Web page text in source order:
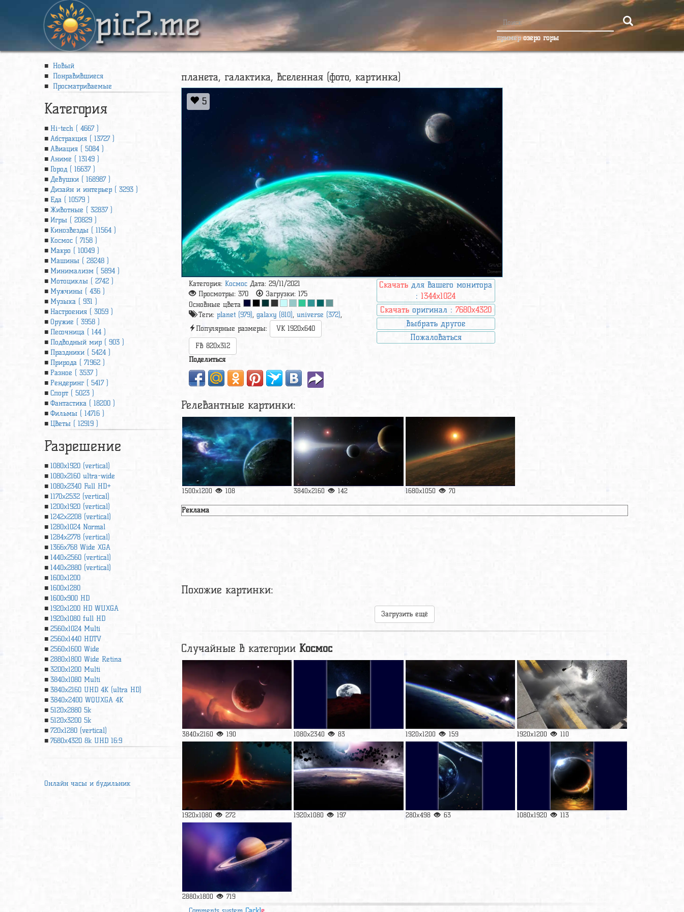
pic2.me примерозеро горы
Новый
Понравившиеся
Просматриваемые
Категория
Hi-tech ( 4667 )
Абстракция ( 13727 )
Авиация ( 5084 )
Аниме ( 13149 )
Город ( 16637 )
Девушки ( 168987 )
Дизайн и интерьер ( 3293 )
Еда ( 10579 )
Животные ( 32837 )
Игры ( 20829 )
Кинозвезды ( 11564 )
Космос ( 7158 )
Макро ( 10049 )
Машины ( 28248 )
Минимализм ( 5894 )
Мотоциклы ( 2742 )
Мужчины ( 436 )
Музыка ( 931 )
Настроения ( 3059 )
Оружие ( 3958 )
Песочница ( 144 )
Подводный мир ( 903 )
Праздники ( 5424 )
Природа ( 71962 )
Разное ( 3537 )
Рендеринг ( 5417 )
Спорт ( 5023 )
Фантастика ( 18200 )
Фильмы ( 14716 )
Цветы ( 12919 )
Разрешение
1080x1920 (vertical)
1080x2160 ultra-wide
1080x2340 Full HD+
1170x2532 (vertical)
1200x1920 (vertical)
1242x2208 (vertical)
1280x1024 Normal
1284x2778 (vertical)
1366х768 Wide XGA
1440x2560 (vertical)
1440x2880 (vertical)
1600x1200
1600x1280
1600x900 HD
1920x1200 HD WUXGA
1920х1080 full HD
2560x1024 Multi
2560x1440 HDTV
2560x1600 Wide
2880x1800 Wide Retina
3200x1200 Multi
3840x1080 Multi
3840x2160 UHD 4К (ultra HD)
3840x2400 WQUXGA 4K
5120x2880 5k
5120x3200 5k
720x1280 (vertical)
7680x4320 8k UHD 16:9
Онлайн часы и будильник
планета, галактика, вселенная (фото, картинка)
5
Категория:Космос Дата: 29/11/2021
Просмотры:370 Загрузки:175
Основные цвета
Теги:planet (979),galaxy (810),universe (372),
Популярные размеры:
VK 1920x640
FB 820x312
Скачать для вашего монитора
:1344x1024
Скачатьоригинал : 7680x4320
Выбрать другое
Пожаловаться
Поделиться
Релевантные картинки:
1500x1200 108 3840x2160 142 1680x1050 70
Реклама
Похожие картинки:
Загрузить ещё
Случайные в категории Космос
3840x2160 190 1080x2340 83 1920x1200 159 1920x1200 110
1920x1080 272 1920x1080 197 280x498 63 1080x1920 113
2880x1800 719